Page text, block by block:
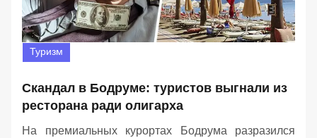
Туризм
Скандал в Бодруме: туристов выгнали из
ресторана ради олигарха
На премиальных курортах Бодрума разразился